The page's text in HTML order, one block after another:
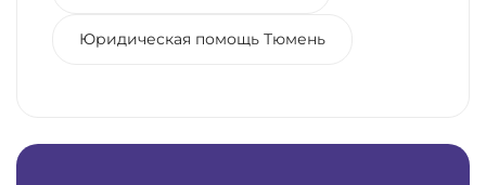
Юридическая помощь Тюмень